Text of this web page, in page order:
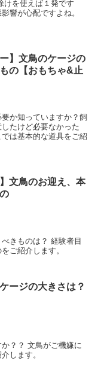
けを使えば１発です
響が心配ですよね。
】文鳥のケージの
の【おもちゃ&止
か知っていますか？飼
たけど必要なかった
は基本的な道具をご紹
文鳥のお迎え、本
きものは？ 経験者目
ご紹介します。
ージの大きさは？
？？ 文鳥がご機嫌に
します。